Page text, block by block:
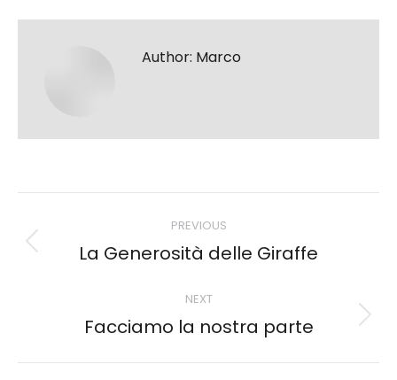
Facebook
X
WhatsAppLinkedIn
Author: Marco
navigation
PREVIOUS
Previous
La Generosità delle Giraffe
NEXT
Next
Facciamo la nostra parte